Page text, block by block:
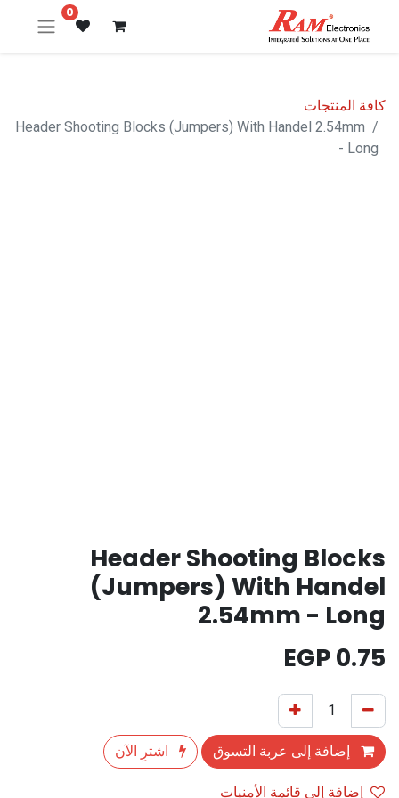
0
كافة المنتجات
Header Shooting Blocks (Jumpers) With Handel 2.54mm
- Long
Header Shooting Blocks
(Jumpers) With Handel
2.54mm - Long
0.75
إضافة إلى عربة التسوق
اشترِ الآن
إضافة إلى قائمة الأمنيات